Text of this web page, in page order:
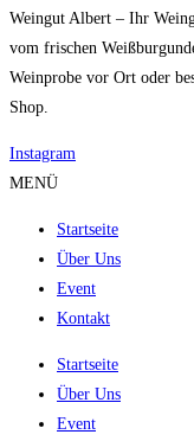
Weingut Albert – Ihr
vom frischen
Weinprobe vor Ort oder
Shop.
Instagram
MENÜ
Startseite
Über Uns
Event
Kontakt
Startseite
Über Uns
Event